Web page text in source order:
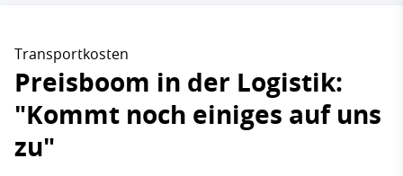
Transportkosten
Preisboom in der Logistik:
"Kommt noch einiges auf uns
zu"